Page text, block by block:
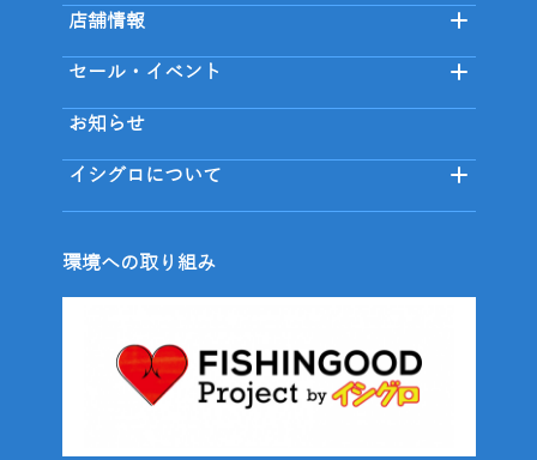
店舗情報
セール・イベント
お知らせ
イシグロについて
環境への取り組み